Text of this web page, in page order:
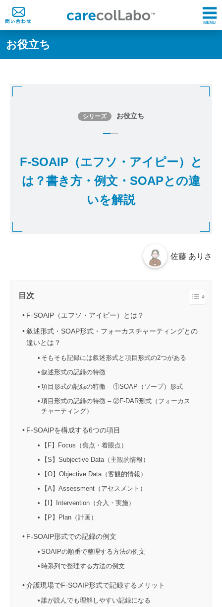
お役立ち
シリーズ お役立ち
F-SOAIP（エフソ・アイピー）と
は？書き方・例文・SOAPとの違
いを解説
佐藤 ありさ
目次
F-SOAIP（エフソ・アイピー）とは？
叙述形式・SOAP形式・フォーカスチャーティングとの
違いとは？
そもそも記録には叙述形式と項目形式の2つがある
叙述形式の記録の特徴
項目形式の記録の特徴 – ①SOAP（ソープ）形式
項目形式の記録の特徴 – ②F-DAR形式（フォーカス
チャーティング）
F-SOAIPを構成する6つの項目
【F】Focus（焦点・着眼点）
【S】Subjective Data（主観的情報）
【O】Objective Data（客観的情報）
【A】Assessment（アセスメント）
【I】Intervention（介入・実施）
【P】Plan（計画）
F-SOAIP形式での記録の例文
SOAIPの順番で整理する方法の例文
時系列で整理する方法の例文
介護現場でF-SOAIP形式で記録するメリット
誰が読んでも理解しやすい記録になる